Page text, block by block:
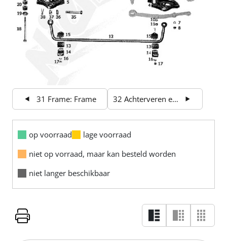
31 Frame: Frame 32 Achterveren en ophanging
op voorraad
lage voorraad
niet op vorraad, maar kan besteld worden
niet langer beschikbaar